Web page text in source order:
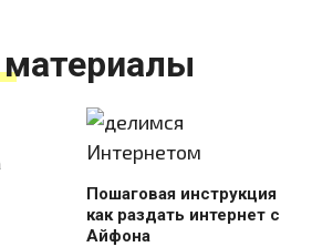
Пошаговая инструкция
как раздать интернет с
Айфона